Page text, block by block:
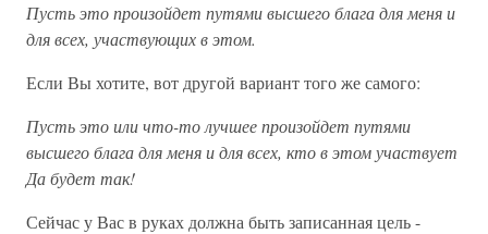
Пусть это произойдет путями высшего блага для меня и
для всех, участвующих в этом.
Если Вы хотите, вот другой вариант того же самого:
Пусть это или что-то лучшее произойдет путями
высшего блага для меня и для всех, кто в этом участвует
Да будет так!
Сейчас у Вас в руках должна быть записанная цель -